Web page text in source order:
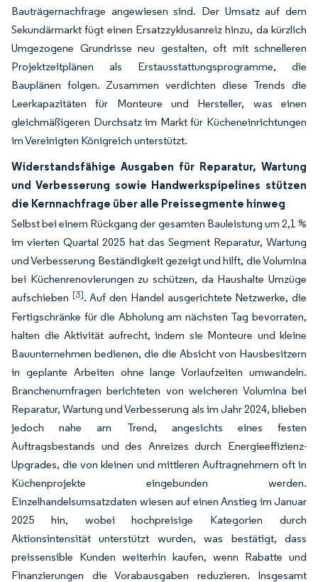
Bauträgernachfrage angewiesen sind. Der Umsatz auf dem
Sekundärmarkt fügt einen Ersatzzyklusanreiz hinzu, da kürzlich
Umgezogene Grundrisse neu gestalten, oft mit schnelleren
Projektzeitplänen als Erstausstattungsprogramme, die
Bauplänen folgen. Zusammen verdichten diese Trends die
Leerkapazitäten für Monteure und Hersteller, was einen
gleichmäßigeren Durchsatz im Markt für Kücheneinrichtungen
im Vereinigten Königreich unterstützt.
Widerstandsfähige Ausgaben für Reparatur, Wartung
und Verbesserung sowie Handwerkspipelines stützen
die Kernnachfrage über alle Preissegmente hinweg
Selbst bei einem Rückgang der gesamten Bauleistung um 2,1 %
im vierten Quartal 2025 hat das Segment Reparatur, Wartung
und Verbesserung Beständigkeit gezeigt und hilft, die Volumina
bei Küchenrenovierungen zu schützen, da Haushalte Umzüge
aufschieben [3]. Auf den Handel ausgerichtete Netzwerke, die
Fertigschränke für die Abholung am nächsten Tag bevorraten,
halten die Aktivität aufrecht, indem sie Monteure und kleine
Bauunternehmen bedienen, die die Absicht von Hausbesitzern
in geplante Arbeiten ohne lange Vorlaufzeiten umwandeln.
Branchenumfragen berichteten von weicheren Volumina bei
Reparatur, Wartung und Verbesserung als im Jahr 2024, blieben
jedoch nahe am Trend, angesichts eines festen
Auftragsbestands und des Anreizes durch Energieeffizienz-
Upgrades, die von kleinen und mittleren Auftragnehmern oft in
Küchenprojekte eingebunden werden.
Einzelhandelsumsatzdaten wiesen auf einen Anstieg im Januar
2025 hin, wobei hochpreisige Kategorien durch
Aktionsintensität unterstützt wurden, was bestätigt, dass
preissensible Kunden weiterhin kaufen, wenn Rabatte und
Finanzierungen die Vorabausgaben reduzieren. Insgesamt